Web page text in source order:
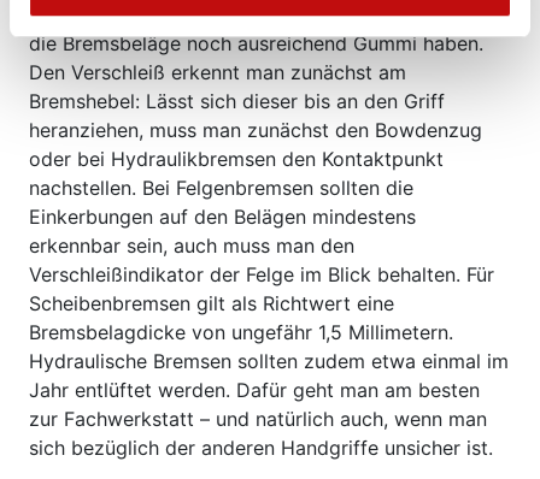
regelmäßig eingeölt werden. Wichtig ist auch, dass
die Bremsbeläge noch ausreichend Gummi haben.
Den Verschleiß erkennt man zunächst am
Bremshebel: Lässt sich dieser bis an den Griff
heranziehen, muss man zunächst den Bowdenzug
oder bei Hydraulikbremsen den Kontaktpunkt
nachstellen. Bei Felgenbremsen sollten die
Einkerbungen auf den Belägen mindestens
erkennbar sein, auch muss man den
Verschleißindikator der Felge im Blick behalten. Für
Scheibenbremsen gilt als Richtwert eine
Bremsbelagdicke von ungefähr 1,5 Millimetern.
Hydraulische Bremsen sollten zudem etwa einmal im
Jahr entlüftet werden. Dafür geht man am besten
zur Fachwerkstatt – und natürlich auch, wenn man
sich bezüglich der anderen Handgriffe unsicher ist.